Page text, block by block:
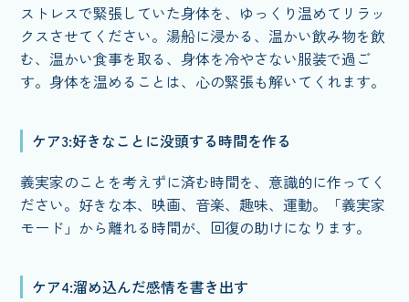
ストレスで緊張していた身体を、ゆっくり温めてリラッ
クスさせてください。湯船に浸かる、温かい飲み物を飲
む、温かい食事を取る、身体を冷やさない服装で過ご
す。身体を温めることは、心の緊張も解いてくれます。
ケア3:好きなことに没頭する時間を作る
義実家のことを考えずに済む時間を、意識的に作ってく
ださい。好きな本、映画、音楽、趣味、運動。「義実家
モード」から離れる時間が、回復の助けになります。
ケア4:溜め込んだ感情を書き出す